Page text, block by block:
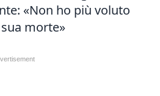
«Non ho più voluto
morte»